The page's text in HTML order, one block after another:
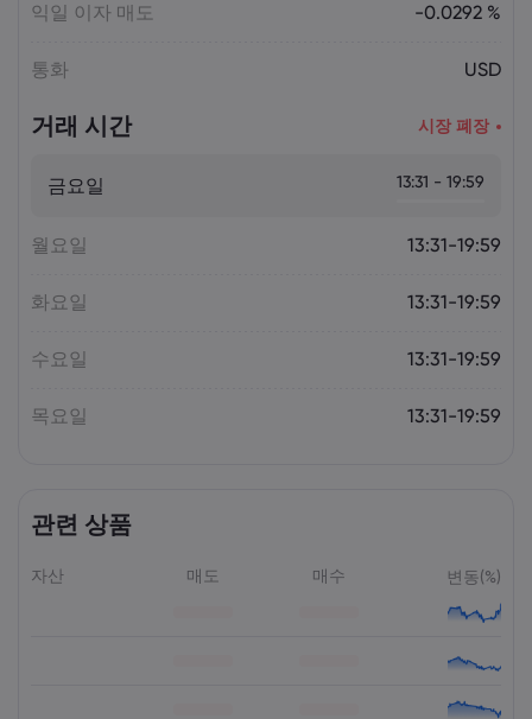
AI 주식 및 투자 기회: 투자하기 가장 좋은
익일 이자 매도 -0.0292 %
통화 USD
거래 시간 시장 폐장
금요일 13:31 - 19:59
월요일 13:31-19:59
화요일 13:31-19:59
수요일 13:31-19:59
목요일 13:31-19:59
관련 상품
자산 매도 매수 변동(%)